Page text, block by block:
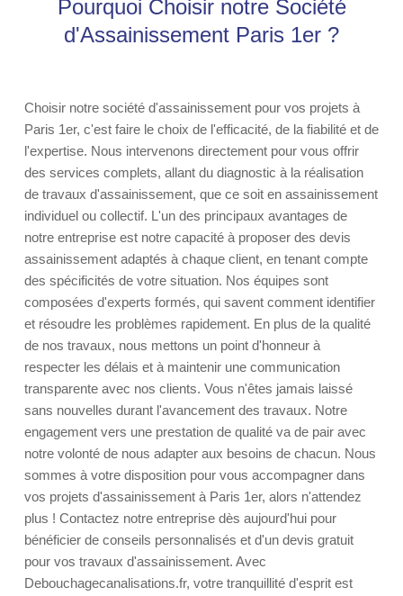
Pourquoi Choisir notre Société
d'Assainissement Paris 1er ?
Choisir notre société d'assainissement pour vos projets à
Paris 1er, c'est faire le choix de l'efficacité, de la fiabilité et de
l'expertise. Nous intervenons directement pour vous offrir
des services complets, allant du diagnostic à la réalisation
de travaux d'assainissement, que ce soit en assainissement
individuel ou collectif. L'un des principaux avantages de
notre entreprise est notre capacité à proposer des devis
assainissement adaptés à chaque client, en tenant compte
des spécificités de votre situation. Nos équipes sont
composées d'experts formés, qui savent comment identifier
et résoudre les problèmes rapidement. En plus de la qualité
de nos travaux, nous mettons un point d'honneur à
respecter les délais et à maintenir une communication
transparente avec nos clients. Vous n'êtes jamais laissé
sans nouvelles durant l'avancement des travaux. Notre
engagement vers une prestation de qualité va de pair avec
notre volonté de nous adapter aux besoins de chacun. Nous
sommes à votre disposition pour vous accompagner dans
vos projets d'assainissement à Paris 1er, alors n'attendez
plus ! Contactez notre entreprise dès aujourd'hui pour
bénéficier de conseils personnalisés et d'un devis gratuit
pour vos travaux d'assainissement. Avec
Debouchagecanalisations.fr, votre tranquillité d'esprit est